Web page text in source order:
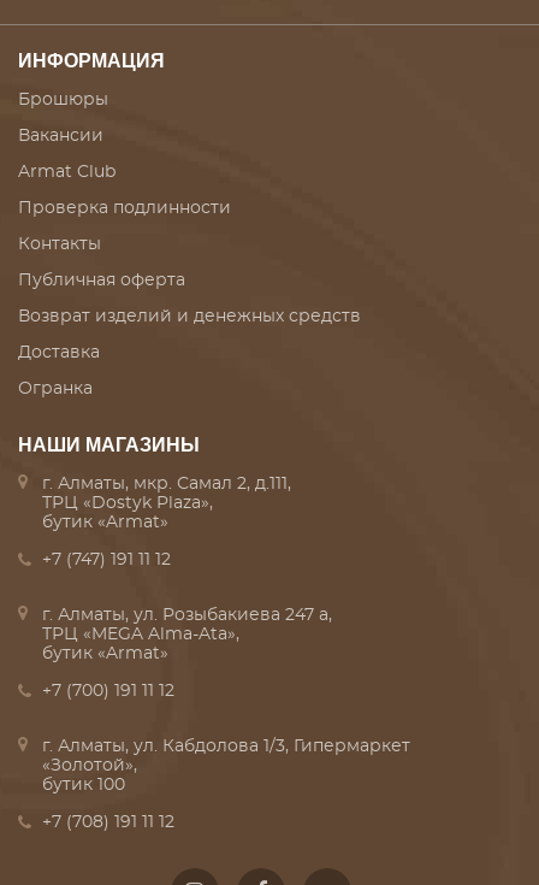
ИНФОРМАЦИЯ
Брошюры
Вакансии
Armat Club
Проверка подлинности
Контакты
Публичная оферта
Возврат изделий и денежных средств
Доставка
Огранка
НАШИ МАГАЗИНЫ
г. Алматы, мкр. Самал 2, д.111,
ТРЦ «Dostyk Plaza»,
бутик «Armat»
+7 (747) 191 11 12
г. Алматы, ул. Розыбакиева 247 а,
ТРЦ «MEGA Alma-Ata»,
бутик «Armat»
+7 (700) 191 11 12
г. Алматы, ул. Кабдолова 1/3, Гипермаркет
«Золотой»,
бутик 100
+7 (708) 191 11 12